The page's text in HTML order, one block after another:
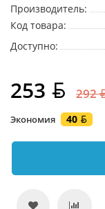
Производитель:
Код товара:
Доступно:
253 292
Экономия 40